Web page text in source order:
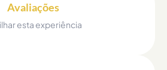
Avaliações
esta experiência